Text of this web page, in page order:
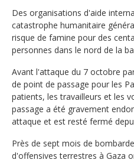
Des organisations d'aide
catastrophe humanitaire
risque de famine pour des
personnes dans le nord de la
Avant l'attaque du 7 octobre
de point de passage pour les
patients, les travailleurs et les
passage a été gravement
attaque et est resté fermé
Près de sept mois de
d'offensives terrestres à Gaza